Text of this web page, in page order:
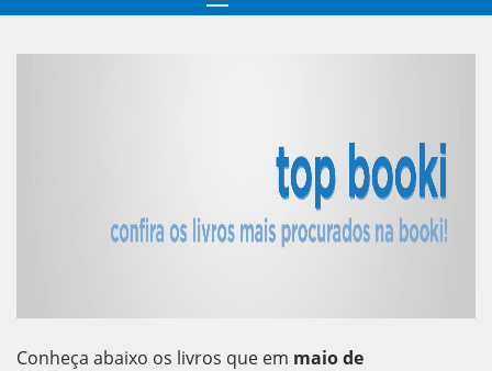
Conheça abaixo os livros que em maio de